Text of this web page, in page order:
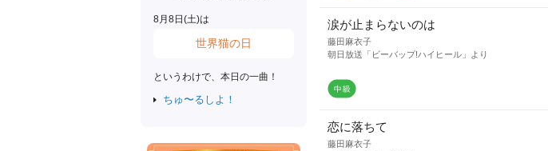
8月 8日(土)は
世界猫の日
というわけで、本日の一曲！
ちゅ〜るしよ！
涙が止まらないのは
藤田麻衣子
朝日放送「ビーバップ!ハイヒール」より
恋に落ちて
藤田麻衣子